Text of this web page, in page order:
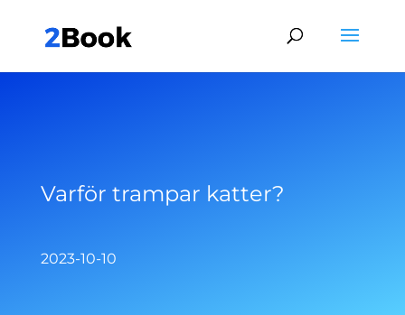
Varför trampar katter?
2023-10-10